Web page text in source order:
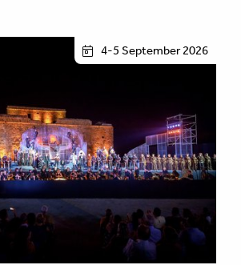
4-5 September 2026